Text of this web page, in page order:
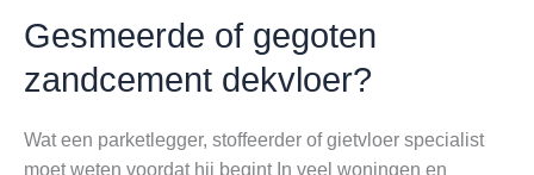
Gesmeerde of gegoten
zandcement dekvloer?
Wat een parketlegger, stoffeerder of gietvloer specialist
moet weten voordat hij begint In veel woningen en